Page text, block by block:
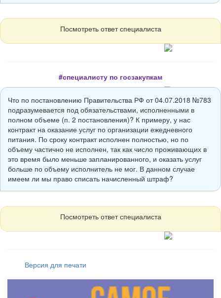
Посмотреть ответ специалиста
#специалисту по госзакупкам
Что по постановлению Правительства РФ от 04.07.2018 №783
подразумевается под обязательствами, исполненными в
полном объеме (п. 2 постановления)? К примеру, у нас
контракт на оказание услуг по организации ежедневного
питания. По сроку контракт исполнен полностью, но по
объему частично не исполнен, так как число проживающих в
это время было меньше запланированного, и оказать услуг
больше по объему исполнитель не мог. В данном случае
имеем ли мы право списать начисленный штраф?
Посмотреть ответ специалиста
Версия для печати